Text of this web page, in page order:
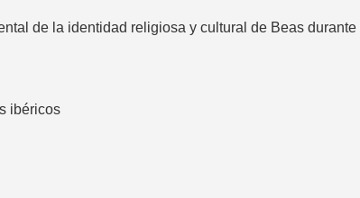
de la identidad religiosa y cultural de Beas
ibéricos